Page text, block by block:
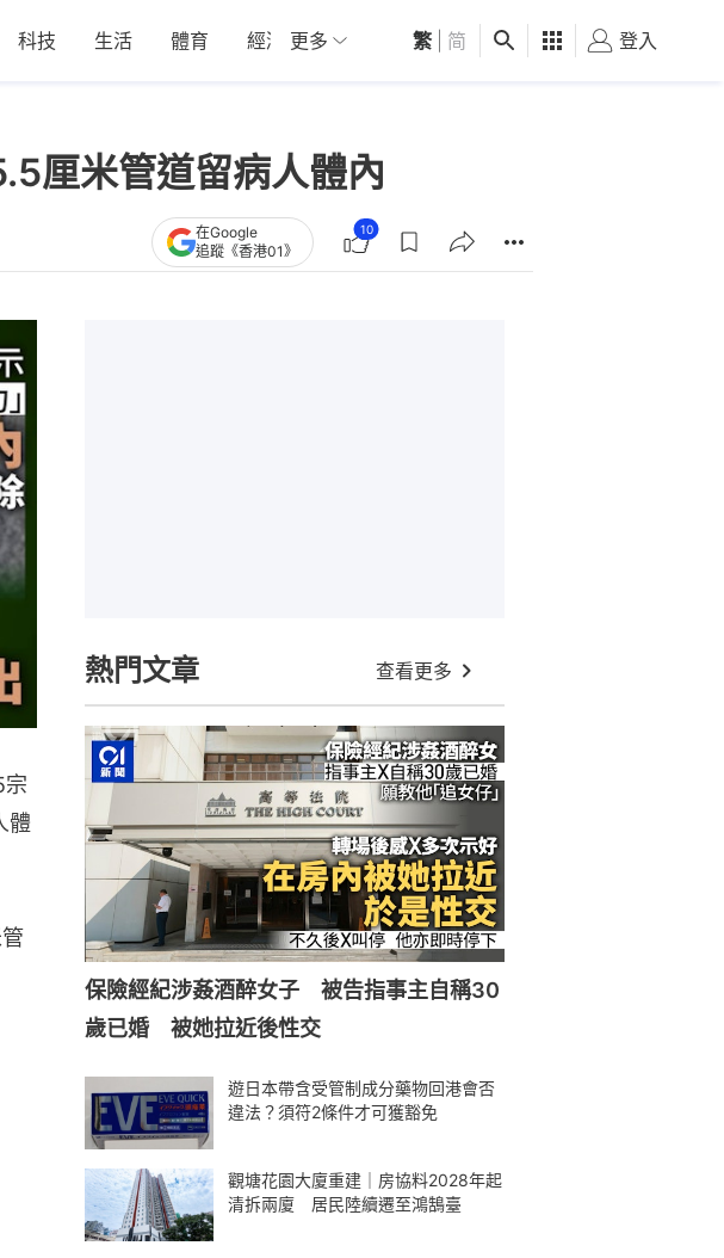
科技 生活 體育 經濟 01深圳 觀點 健康 好食玩飛
更多 繁 简 登入
厘米管道留病人體內
在Google
追蹤《香港01》
10
宗
體
熱門文章 查看更多
保險經紀涉姦酒醉女子 被告指事主自稱30
歲已婚 被她拉近後性交
遊日本帶含受管制成分藥物回港會否
違法？須符2條件才可獲豁免
觀塘花園大廈重建｜房協料2028年起
清拆兩廈 居民陸續遷至鴻鵠臺